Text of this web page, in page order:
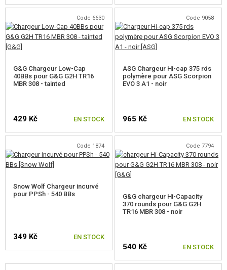
PANIERS-REPAS
ARTICLES PROMOTIONNELS
PROMOTION
Code 6630
G&G Chargeur Low-Cap
40BBs pour G&G G2H TR16
MBR 308 - tainted
429 Kč EN STOCK
Code 9058
ASG Chargeur Hi-cap 375 rds
polymère pour ASG Scorpion
EVO 3 A1 - noir
965 Kč EN STOCK
Code 1874
Snow Wolf Chargeur incurvé
pour PPSh - 540 BBs
349 Kč EN STOCK
Code 7794
G&G chargeur Hi-Capacity
370 rounds pour G&G G2H
TR16 MBR 308 - noir
540 Kč EN STOCK